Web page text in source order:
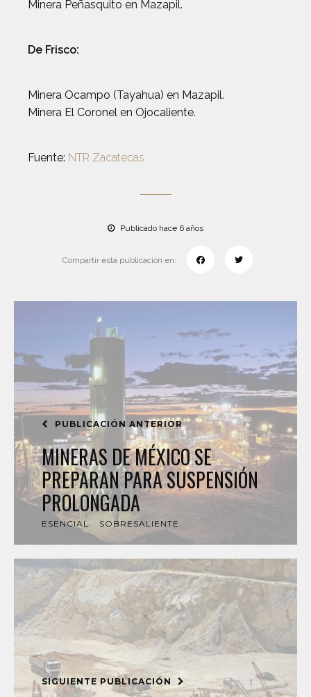
Minera Peñasquito en Mazapil.
De Frisco:
Minera Ocampo (Tayahua) en Mazapil.
Minera El Coronel en Ojocaliente.
Fuente: NTR Zacatecas
Publicado hace 6 años
Compartir esta publicación en:
PUBLICACIÓN ANTERIOR
MINERAS DE MÉXICO SE
PREPARAN PARA SUSPENSIÓN
PROLONGADA
ESENCIAL SOBRESALIENTE
SIGUIENTE PUBLICACIÓN